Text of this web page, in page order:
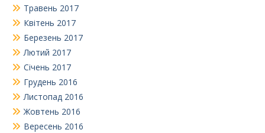
Травень 2017
Квітень 2017
Березень 2017
Лютий 2017
Січень 2017
Грудень 2016
Листопад 2016
Жовтень 2016
Вересень 2016